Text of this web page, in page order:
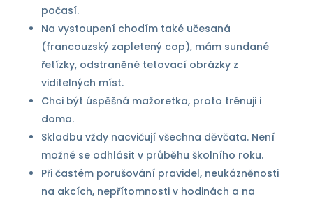
počasí.
Na vystoupení chodím také učesaná
(francouzský zapletený cop), mám sundané
řetízky, odstraněné tetovací obrázky z
viditelných míst.
Chci být úspěšná mažoretka, proto trénuji i
doma.
Skladbu vždy nacvičují všechna děvčata. Není
možné se odhlásit v průběhu školního roku.
Při častém porušování pravidel, neukázněnosti
na akcích, nepřítomnosti v hodinách a na